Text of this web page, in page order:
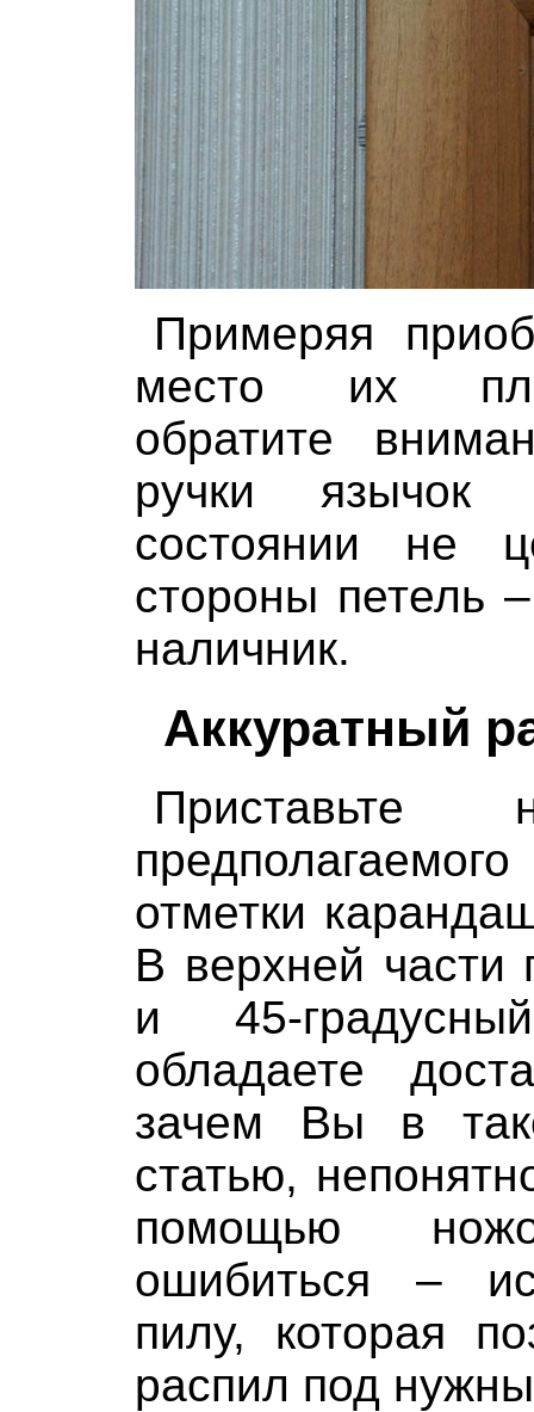
Примеряя
место их
обратите
ручки язычок
состоянии не
стороны петель
наличник.
Аккуратный
отметки
В верхней части
и 45-
обладаете
зачем Вы в
статью,
помощью
ошибиться –
пилу, которая
распил под